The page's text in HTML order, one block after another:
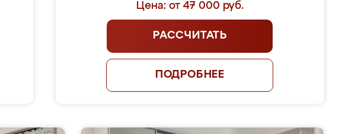
Цена: от 47 000 руб.
РАССЧИТАТЬ
ПОДРОБНЕЕ